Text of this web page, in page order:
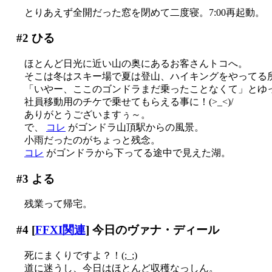
とりあえず全開だった窓を閉めて二度寝。7:00再起動。
#2 ひる
ほとんど日光に近い山の奥にあるお客さんトコへ。
そこは冬はスキー場で夏は登山、ハイキングをやってる
「いやー、ここのゴンドラまだ乗ったことなくて」とゆ
社員移動用のチケで乗せてもらえる事に！(>_<)/
ありがとうございますぅ～。
で、
コレ がゴンドラ山頂駅からの風景。
小雨だったのがちょっと残念。
コレ がゴンドラから下ってる途中で見えた湖。
#3 よる
残業って帰宅。
#4[FFXI関連] 今日のヴァナ・ディール
死にまくりですよ？！(;_;)
道に迷うし、今日はほとんど収穫なっしん。